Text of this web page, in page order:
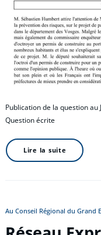
Publication de la question
Question écrite
Lire la suite
Au Conseil Régional du Grand